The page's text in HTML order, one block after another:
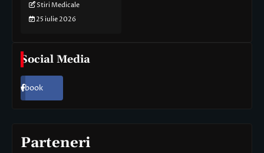
Stiri Medicale
25 iulie 2026
Social Media
Facebook
Parteneri